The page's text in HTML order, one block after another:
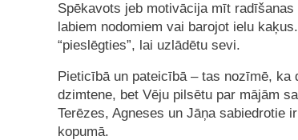
Spēkavots jeb motivācija mīt
labiem nodomiem vai barojot ielu
“pieslēgties”, lai uzlādētu sevi.
Pieticībā un pateicībā – tas nozīmē, ka
dzimtene, bet Vēju pilsētu par mājām
Terēzes, Agneses un Jāņa sabiedrotie
kopumā.